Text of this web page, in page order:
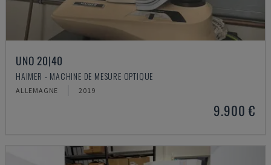
UNO 20|40
HAIMER - MACHINE DE MESURE OPTIQUE
ALLEMAGNE 2019
9.900 €